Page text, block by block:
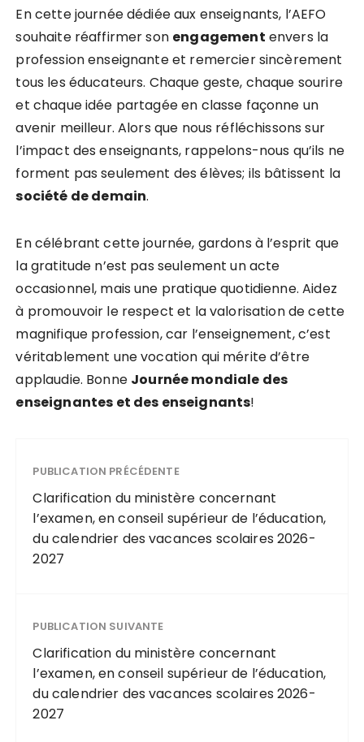
En cette journée dédiée aux enseignants, l’AEFO
souhaite réaffirmer son engagement envers la
profession enseignante et remercier sincèrement
tous les éducateurs. Chaque geste, chaque sourire
et chaque idée partagée en classe façonne un
avenir meilleur. Alors que nous réfléchissons sur
l’impact des enseignants, rappelons-nous qu’ils ne
forment pas seulement des élèves; ils bâtissent la
société dedemain.
En célébrant cette journée, gardons à l’esprit que
la gratitude n’est pas seulement un acte
occasionnel, mais une pratique quotidienne. Aidez
à promouvoir le respect et la valorisation de cette
magnifique profession, car l’enseignement, c’est
véritablement une vocation qui mérite d’être
applaudie. Bonne Journéemondiale des
enseignantes et des enseignants!
PUBLICATION PRÉCÉDENTE
Clarification du ministère concernant
l’examen, en conseil supérieur de l’éducation,
du calendrier des vacances scolaires 2026-
2027
PUBLICATION SUIVANTE
Clarification du ministère concernant
l’examen, en conseil supérieur de l’éducation,
du calendrier des vacances scolaires 2026-
2027